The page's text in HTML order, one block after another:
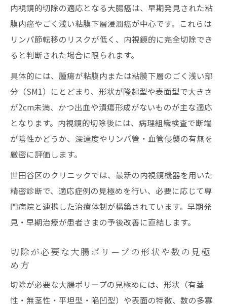
内視鏡的切除の適応となる大腸癌は、早期発見された粘
膜内癌やごく浅い粘膜下層浸潤癌が中心です。これらは
リンパ節転移のリスクが低く、内視鏡的に完全切除でき
ると判断された場合に限られます。
具体的には、腫瘍が粘膜内または粘膜下層のごく浅い部
分（SM1）にとどまり、形状が隆起型や表面型で大きさ
が2cm未満、かつ出血や潰瘍形成がないものが主な適応
となります。内視鏡的切除後には、病理組織検査で断端
が陰性かどうか、深達度やリンパ管・血管侵襲の有無を
厳密に評価します。
世田谷区のクリニックでは、最新の内視鏡機器を用いた
精密診断で、適応症例の見極めを行い、必要に応じて専
門病院と連携した治療体制が構築されています。早期発
見・早期治療が患者さまの予後改善に直結します。
切除が必要な大腸ポリープの形状や数の見極
め方
切除が必要な大腸ポリープの見極めには、形状（有茎
性・無茎性・平坦型・陥凹型）や表面の特徴、数の多寡